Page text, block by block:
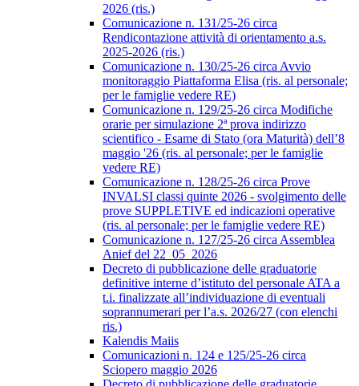
2026 (ris.)
Comunicazione n. 131/25-26 circa
Rendicontazione attività di orientamento a.s.
2025-2026 (ris.)
Comunicazione n. 130/25-26 circa Avvio
monitoraggio Piattaforma Elisa (ris. al personale;
per le famiglie vedere RE)
Comunicazione n. 129/25-26 circa Modifiche
orarie per simulazione 2ª prova indirizzo
scientifico - Esame di Stato (ora Maturità) dell’8
maggio '26 (ris. al personale; per le famiglie
vedere RE)
Comunicazione n. 128/25-26 circa Prove
INVALSI classi quinte 2026 - svolgimento delle
prove SUPPLETIVE ed indicazioni operative
(ris. al personale; per le famiglie vedere RE)
Comunicazione n. 127/25-26 circa Assemblea
Anief del 22_05_2026
Decreto di pubblicazione delle graduatorie
definitive interne d’istituto del personale ATA a
t.i. finalizzate all’individuazione di eventuali
soprannumerari per l’a.s. 2026/27 (con elenchi
ris.)
Kalendis Maiis
Comunicazioni n. 124 e 125/25-26 circa
Sciopero maggio 2026